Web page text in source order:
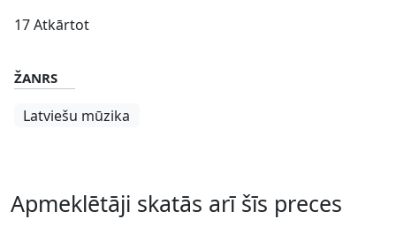
17 Atkārtot
ŽANRS
Latviešu mūzika
Apmeklētāji skatās arī šīs preces